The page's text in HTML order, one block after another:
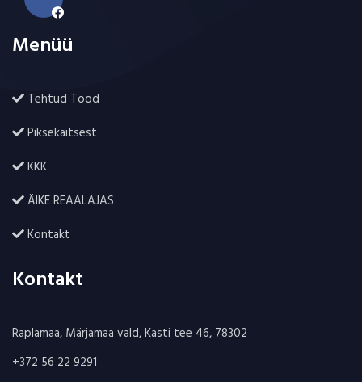
Menüü
Tehtud Tööd
Piksekaitsest
KKK
ÄIKE REAALAJAS
Kontakt
Kontakt
Raplamaa, Märjamaa vald, Kasti tee 46, 78302
+372 56 22 9291